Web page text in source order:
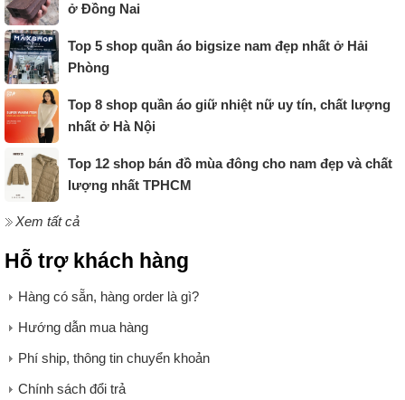
ở Đồng Nai
Top 5 shop quần áo bigsize nam đẹp nhất ở Hải
Phòng
Top 8 shop quần áo giữ nhiệt nữ uy tín, chất lượng
nhất ở Hà Nội
Top 12 shop bán đồ mùa đông cho nam đẹp và chất
lượng nhất TPHCM
Xem tất cả
Hỗ trợ khách hàng
Hàng có sẵn, hàng order là gì?
Hướng dẫn mua hàng
Phí ship, thông tin chuyển khoản
Chính sách đổi trả